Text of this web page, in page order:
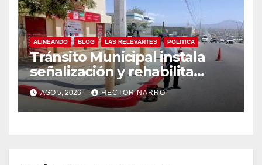
ALINEANDO BLOG LAS RELEVANTES POLITICA
Tránsito Municipal instala
señalización y rehabilita
cruces peatonales en Los
Cabos
AGO 5, 2026 HECTOR NARRO